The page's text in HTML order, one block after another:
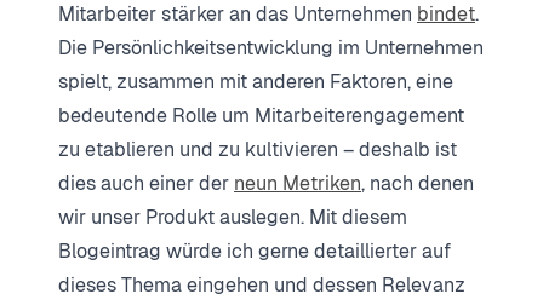
Mitarbeiter stärker an das Unternehmen bindet.
Die Persönlichkeitsentwicklung im Unternehmen
spielt, zusammen mit anderen Faktoren, eine
bedeutende Rolle um Mitarbeiterengagement
zu etablieren und zu kultivieren – deshalb ist
dies auch einer der neun Metriken, nach denen
wir unser Produkt auslegen. Mit diesem
Blogeintrag würde ich gerne detaillierter auf
dieses Thema eingehen und dessen Relevanz